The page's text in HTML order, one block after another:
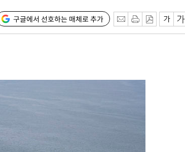
구글에서 선호하는 매체로 추가